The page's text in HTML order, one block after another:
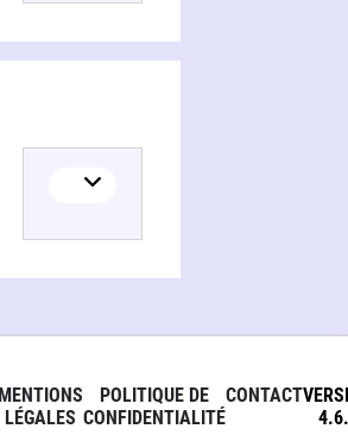
MENTIONS
LÉGALES
POLITIQUE DE
CONFIDENTIALITÉ
CONTACT